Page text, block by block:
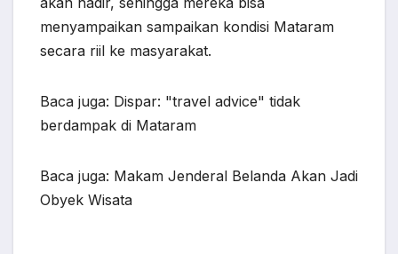
menyampaikan sampaikan kondisi Mataram
secara riil ke masyarakat.
Baca juga: Dispar: "travel advice" tidak
berdampak di Mataram
Baca juga: Makam Jenderal Belanda Akan Jadi
Obyek Wisata